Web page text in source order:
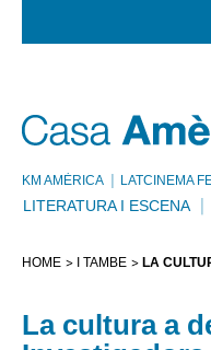
KM AMÈRICA LATCINEMA
LITERATURA I ESCENA
HOME I TAMBÉ LA
La cultura a